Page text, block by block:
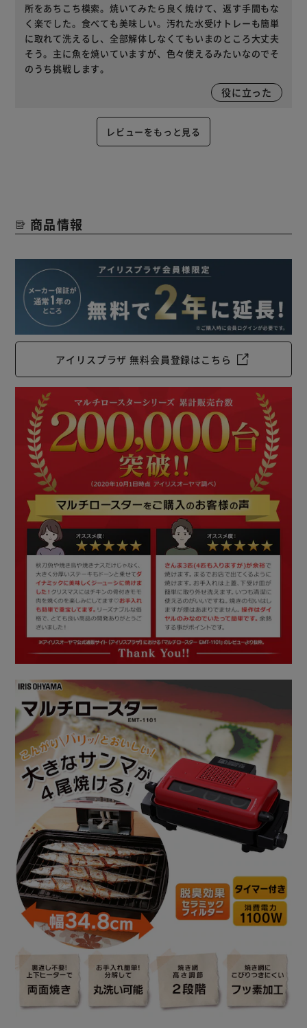
所をあちこち模索。焼いてみたら良く焼けて、返す手間もな
く楽でした。食べても美味しい。汚れた水受けトレーも簡単
に取れて洗えるし、全部解体しなくてもいまのところ大丈夫
そう。主に魚を焼いていますが、色々使えるみたいなのでそ
のうち挑戦します。
役に立った
レビューをもっと見る
商品情報
アイリスプラザ 無料会員登録はこちら